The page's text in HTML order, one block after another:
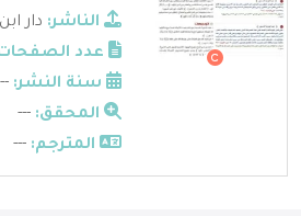
الناشر: دار
عدد
سنة النشر:
المحقق: ---
المترجم: ---